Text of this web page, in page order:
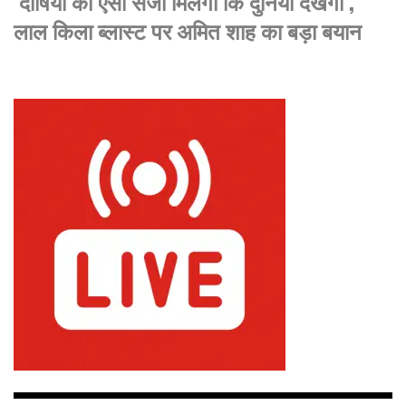
लाल किला ब्लास्ट पर अमित शाह का बड़ा बयान